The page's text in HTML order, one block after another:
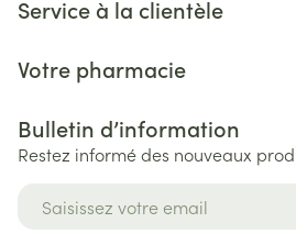
Service à la clientèle
Votre pharmacie
Bulletin d’information
Restez informé des nouveaux